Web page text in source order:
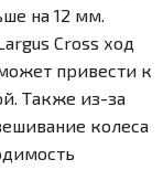
на 12 мм.
Cross ход
привести к
Также из-за
колеса